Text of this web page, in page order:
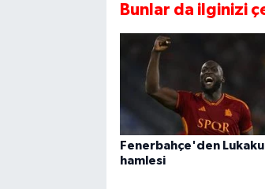
Bunlar da ilginizi
Fenerbahçe'den Lukaku
hamlesi